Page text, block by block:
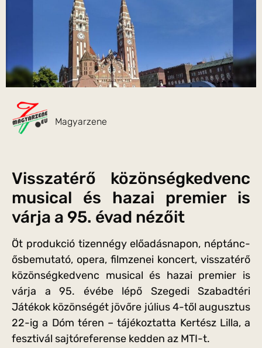
Magyarzene
Visszatérő közönségkedvenc
musical és hazai premier is
várja a 95. évad nézőit
Öt produkció tizennégy előadásnapon, néptánc-
ősbemutató, opera, filmzenei koncert, visszatérő
közönségkedvenc musical és hazai premier is
várja a 95. évébe lépő Szegedi Szabadtéri
Játékok közönségét jövőre július 4-től augusztus
22-ig a Dóm téren – tájékoztatta Kertész Lilla, a
fesztivál sajtóreferense kedden az MTI-t.